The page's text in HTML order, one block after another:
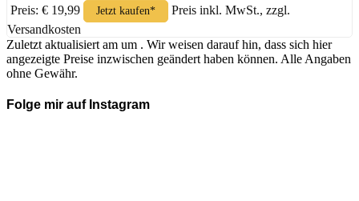
Preis: € 19,99
Jetzt kaufen*
Preis inkl. MwSt., zzgl.
Versandkosten
Zuletzt aktualisiert am um . Wir weisen darauf hin, dass sich hier
angezeigte Preise inzwischen geändert haben können. Alle Angaben
ohne Gewähr.
Folge mir auf Instagram